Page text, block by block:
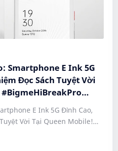
Smartphone E Ink 5G
Đọc Sách Tuyệt Vời
E Ink 5G Đỉnh Cao,
Vời Tại Queen Mobile!